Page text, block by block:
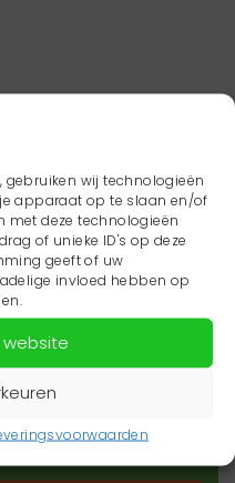
gebruiken wij technologieën
apparaat op te slaan en/of
met deze technologieën
of unieke ID's op deze
geeft of uw
invloed hebben op
van het laatste
je dan in voor